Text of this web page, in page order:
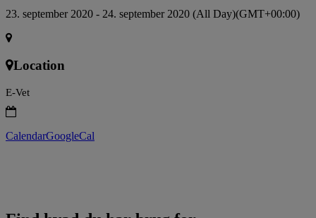
23. september 2020 - 24. september 2020 (All Day)(GMT+00:00)
Location
E-Vet
CalendarGoogleCal